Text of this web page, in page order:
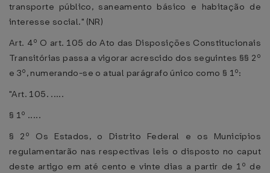
transporte público, saneamento básico e habitação de
interesse social." (NR)
Art. 4º O art. 105 do Ato das Disposições Constitucionais
Transitórias passa a vigorar acrescido dos seguintes §§ 2º
e 3º, numerando-se o atual parágrafo único como § 1º:
"Art. 105. .....
§ 1º .....
§ 2º Os Estados, o Distrito Federal e os Municípios
regulamentarão nas respectivas leis o disposto no caput
deste artigo em até cento e vinte dias a partir de 1º de